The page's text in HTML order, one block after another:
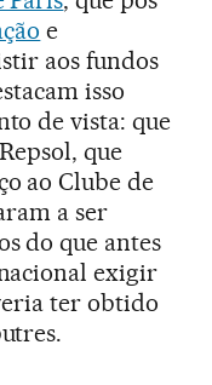
e
aos fundos
isso
de vista: que
que
ao Clube de
a ser
do que antes
exigir
ter obtido